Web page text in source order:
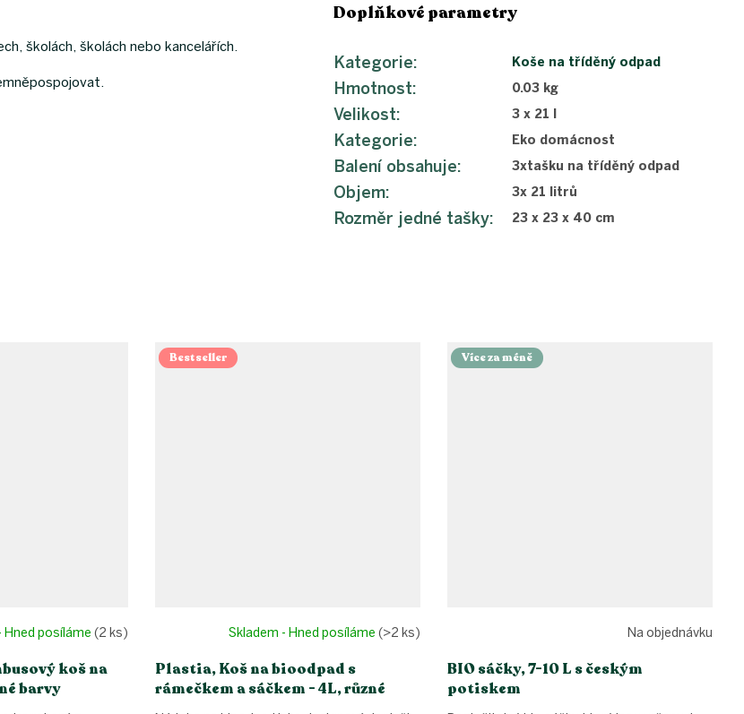
koš na
barvy
Hned posíláme (2 ks)
Bestseller
Plastia, Koš na bioodpad s
rámečkem a sáčkem - 4L, různé
barvy
Skladem - Hned posíláme (>2 ks)
Více za méně
BIO sáčky, 7-10 L s českým
potiskem
Na objednávku
školách, školách nebo kancelářích.
Doplňkové parametry
Kategorie: Koše na tříděný odpad
Hmotnost: 0.03 kg
Velikost: 3 x 21 l
Kategorie: Eko domácnost
Balení obsahuje: 3xtašku na tříděný odpad
Objem: 3x 21 litrů
Rozměr jedné tašky: 23 x 23 x 40 cm